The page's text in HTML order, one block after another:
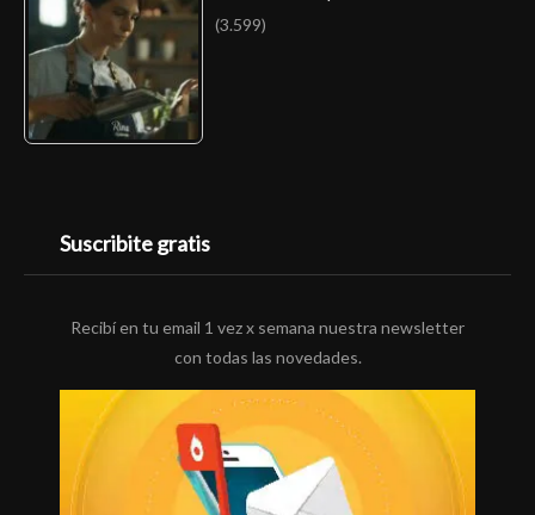
(3.599)
Suscribite gratis
Recibí en tu email 1 vez x semana nuestra newsletter
con todas las novedades.